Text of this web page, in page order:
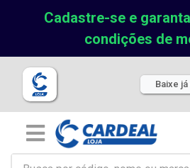
Cadastre-se e
condições de
Baixe